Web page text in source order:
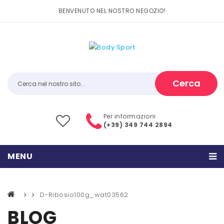
BENVENUTO NEL NOSTRO NEGOZIO!
Cerca
Per informazioni
(+39) 349 744 2894
MENU
PRODOTTI
CATEGORIE
D-Ribosio100g_wat03562
BLOG